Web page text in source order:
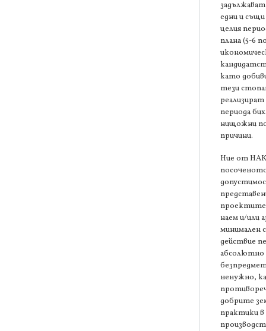
едни и същи
целия
плана (5-6
като
тези
реализират
периода
нищожни
причини.
Ние от НАК
проектите
наем и/или
минимален
действие
абсолютно
ненужно,
добрите
практики